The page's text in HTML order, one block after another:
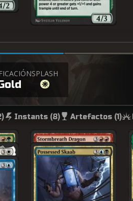
SPLASH
) Instants (8) Artefactos (1)